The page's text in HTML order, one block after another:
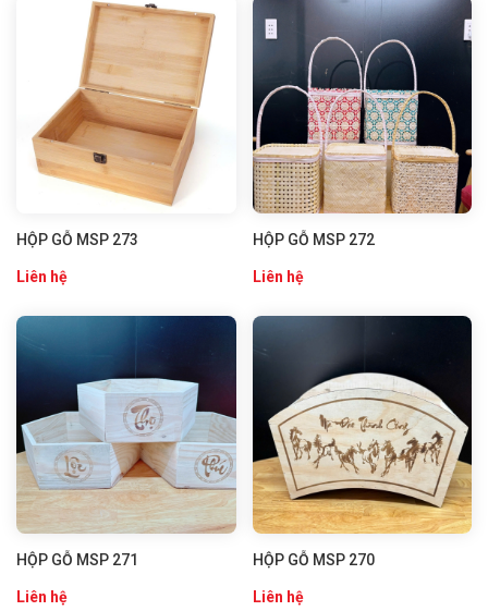
HỘP GỖ MSP 273
Liên hệ
HỘP GỖ MSP 272
Liên hệ
HỘP GỖ MSP 271
Liên hệ
HỘP GỖ MSP 270
Liên hệ